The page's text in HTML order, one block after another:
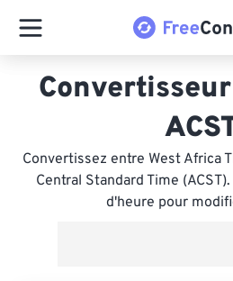
Convertissez entre West Africa
Central Standard Time
d'heure pour